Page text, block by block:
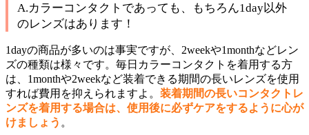
A.カラーコンタクトであっても、もちろん1day以外
のレンズはあります！
1dayの商品が多いのは事実ですが、2weekや1monthなどレン
ズの種類は様々です。毎日カラーコンタクトを着用する方
は、1monthや2weekなど装着できる期間の長いレンズを使用
すれば費用を抑えられますよ。 装着期間の長いコンタクトレ
ンズを着用する場合は、使用後に必ずケアをするように心が
けましょう 。